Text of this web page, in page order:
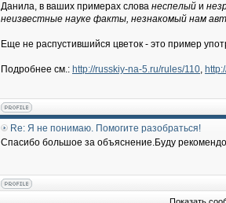
Данила, в ваших примерах слова неспелый и
неизвестные науке факты, незнакомый нам
Еще не распустившийся цветок - это пример
Подробнее см.: http://russkiy-na-5.ru/rules/110,
Re: Я не понимаю. Помогите разобраться!
Спасибо большое за объяснение.Буду